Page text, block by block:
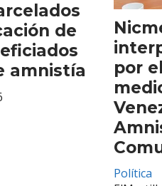
de
amnistía
por
Política
Suscríbete
a nuestro servicio